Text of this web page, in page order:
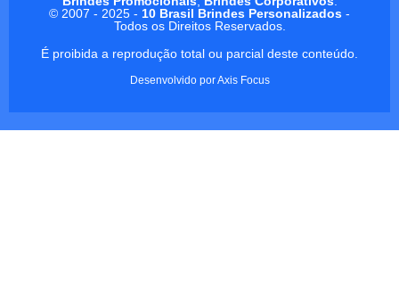
© 2007 - 2025 - 10 Brasil Brindes Personalizados -
Todos os Direitos Reservados.
É proibida a reprodução total ou parcial deste conteúdo.
Desenvolvido porAxis Focus